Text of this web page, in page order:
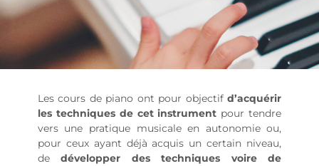
Les cours de piano ont pour objectifd’acquérir
les techniques de cet instrument pour tendre
vers une pratique musicale en autonomie ou,
pour ceux ayant déjà acquis un certain niveau,
dedévelopper des techniques voire de